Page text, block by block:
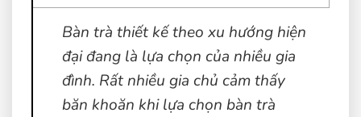
Bàn trà thiết kế theo xu hướng hiện
đại đang là lựa chọn của nhiều gia
đình. Rất nhiều gia chủ cảm thấy
băn khoăn khi lựa chọn bàn trà